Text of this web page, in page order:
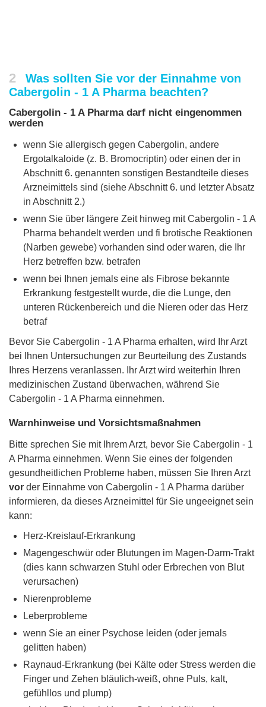
2
Was sollten Sie vor der Einnahme von
Cabergolin - 1 A Pharma beachten?
Cabergolin - 1 A Pharma darf nicht eingenommen
werden
wenn Sie allergisch gegen Cabergolin, andere
Ergotalkaloide (z. B. Bromocriptin) oder einen der in
Abschnitt 6. genannten sonstigen Bestandteile dieses
Arzneimittels sind (siehe Abschnitt 6. und letzter Absatz
in Abschnitt 2.)
wenn Sie über längere Zeit hinweg mit Cabergolin - 1 A
Pharma behandelt werden und fi brotische Reaktionen
(Narben gewebe) vorhanden sind oder waren, die Ihr
Herz betreffen bzw. betrafen
wenn bei Ihnen jemals eine als Fibrose bekannte
Erkrankung festgestellt wurde, die die Lunge, den
unteren Rückenbereich und die Nieren oder das Herz
betraf
Bevor Sie Cabergolin - 1 A Pharma erhalten, wird Ihr Arzt
bei Ihnen Untersuchungen zur Beurteilung des Zustands
Ihres Herzens veranlassen. Ihr Arzt wird weiterhin Ihren
medizinischen Zustand überwachen, während Sie
Cabergolin - 1 A Pharma einnehmen.
Warnhinweise und Vorsichtsmaßnahmen
Bitte sprechen Sie mit Ihrem Arzt, bevor Sie Cabergolin - 1
A Pharma einnehmen. Wenn Sie eines der folgenden
gesundheitlichen Probleme haben, müssen Sie Ihren Arzt
vor der Einnahme von Cabergolin - 1 A Pharma darüber
informieren, da dieses Arzneimittel für Sie ungeeignet sein
kann:
Herz-Kreislauf-Erkrankung
Magengeschwür oder Blutungen im Magen-Darm-Trakt
(dies kann schwarzen Stuhl oder Erbrechen von Blut
verursachen)
Nierenprobleme
Leberprobleme
wenn Sie an einer Psychose leiden (oder jemals
gelitten haben)
Raynaud-Erkrankung (bei Kälte oder Stress werden die
Finger und Zehen bläulich-weiß, ohne Puls, kalt,
gefühllos und plump)